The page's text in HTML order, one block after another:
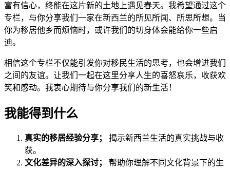
富有信心，终能在这片新的土地上遇见春天。我希望通过这个
专栏，与你分享我们一家在新西兰的所见所闻、所思所想。当
你为移居他乡而烦恼时，或许我们的切身体会能给你一些启
迪。
相信这个专栏不仅能引发你对移民生活的思考，也会增进我们
之间的友谊。让我们一起在这里分享人生的喜怒哀乐，收获欢
笑和感动。我衷心期待与你分享我们的新生活！
我能得到什么
真实的移居经验分享；
揭示新西兰生活的真实挑战与收
获。
文化差异的深入探讨；
帮助你理解不同文化背景下的生